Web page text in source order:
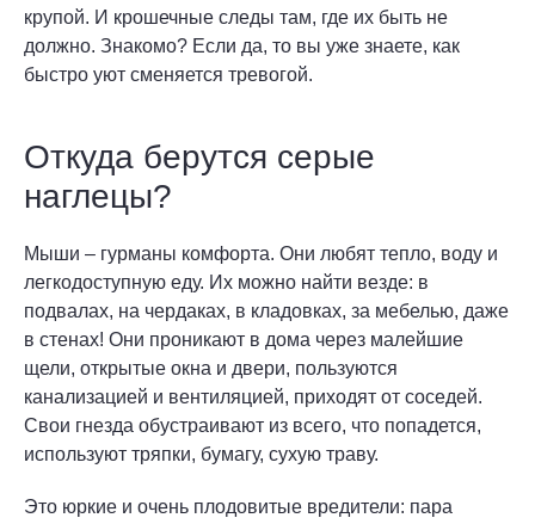
крупой. И крошечные следы там, где их быть не
должно. Знакомо? Если да, то вы уже знаете, как
быстро уют сменяется тревогой.
Откуда берутся серые
наглецы?
Мыши – гурманы комфорта. Они любят тепло, воду и
легкодоступную еду. Их можно найти везде: в
подвалах, на чердаках, в кладовках, за мебелью, даже
в стенах! Они проникают в дома через малейшие
щели, открытые окна и двери, пользуются
канализацией и вентиляцией, приходят от соседей.
Свои гнезда обустраивают из всего, что попадется,
используют тряпки, бумагу, сухую траву.
Это юркие и очень плодовитые вредители: пара